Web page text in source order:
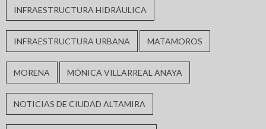
INFRAESTRUCTURA HIDRÁULICA
INFRAESTRUCTURA URBANA MATAMOROS
MORENA MÓNICA VILLARREAL ANAYA
NOTICIAS DE CIUDAD ALTAMIRA